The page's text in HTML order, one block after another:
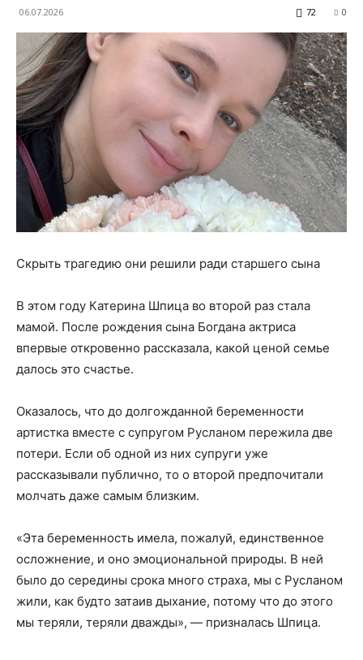
06.07.2026 0
72
Скрыть трагедию они решили ради старшего сына
В этом году Катерина Шпица во второй раз стала
мамой. После рождения сына Богдана актриса
впервые откровенно рассказала, какой ценой семье
далось это счастье.
Оказалось, что до долгожданной беременности
артистка вместе с супругом Русланом пережила две
потери. Если об одной из них супруги уже
рассказывали публично, то о второй предпочитали
молчать даже самым близким.
«Эта беременность имела, пожалуй, единственное
осложнение, и оно эмоциональной природы. В ней
было до середины срока много страха, мы с Русланом
жили, как будто затаив дыхание, потому что до этого
мы теряли, теряли дважды», — призналась Шпица.